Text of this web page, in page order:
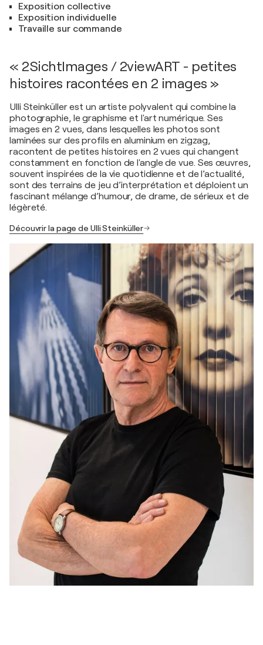
Exposition collective
Exposition individuelle
Travaille sur commande
« 2SichtImages / 2viewART - petites
histoires racontées en 2 images »
Ulli Steinküller est un artiste polyvalent qui combine la
photographie, le graphisme et l'art numérique. Ses
images en 2 vues, dans lesquelles les photos sont
laminées sur des profils en aluminium en zigzag,
racontent de petites histoires en 2 vues qui changent
constamment en fonction de l'angle de vue. Ses œuvres,
souvent inspirées de la vie quotidienne et de l’actualité,
sont des terrains de jeu d’interprétation et déploient un
fascinant mélange d’humour, de drame, de sérieux et de
légèreté.
Découvrir la page de Ulli Steinküller